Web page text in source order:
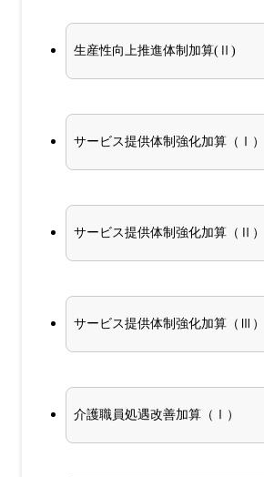
生産性向上推進体制加算(Ⅱ)
サービス提供体制強化加算（Ⅰ）
サービス提供体制強化加算（Ⅱ）
サービス提供体制強化加算（Ⅲ）
介護職員処遇改善加算（Ⅰ）